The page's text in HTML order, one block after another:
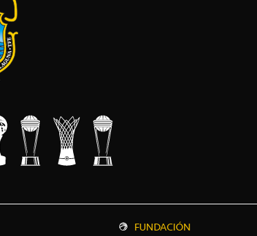
FUNDACIÓN